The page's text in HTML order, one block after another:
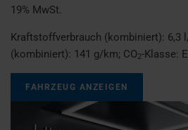
19% MwSt.
Kraftstoffverbrauch (kombiniert): 6,3
(kombiniert): 141 g/km; CO2-Klasse: E
FAHRZEUG ANZEIGEN